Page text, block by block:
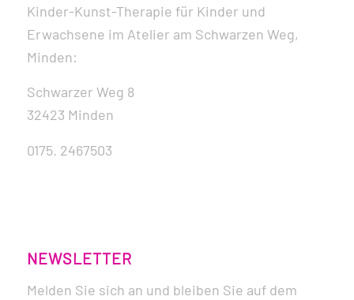
Kinder-Kunst-Therapie für Kinder und
Erwachsene im Atelier am Schwarzen Weg,
Minden:
Schwarzer Weg 8
32423 Minden
0175. 2467503
NEWSLETTER
Melden Sie sich an und bleiben Sie auf dem